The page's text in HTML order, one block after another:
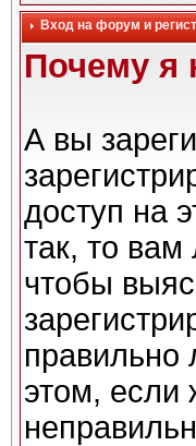
Вход на форум и
Почему я
А вы
доступ на
так, то
чтобы
этом, если